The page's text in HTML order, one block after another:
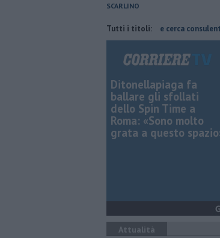
SCARLINO
Tutti i titoli:
Poste Italiane cerca consulenti
Ditonellapiaga fa
ballare gli sfollati
dello Spin Time a
Roma: «Sono molto
grata a questo
Attualità